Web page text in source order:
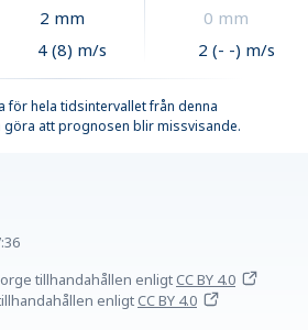
2 mm
4 (8) m/s
0 mm
2 (- -) m/s
för hela tidsintervallet från denna
göra att prognosen blir missvisande.
tillhandahållen enligtCC BY 4.0
enligtCC BY 4.0